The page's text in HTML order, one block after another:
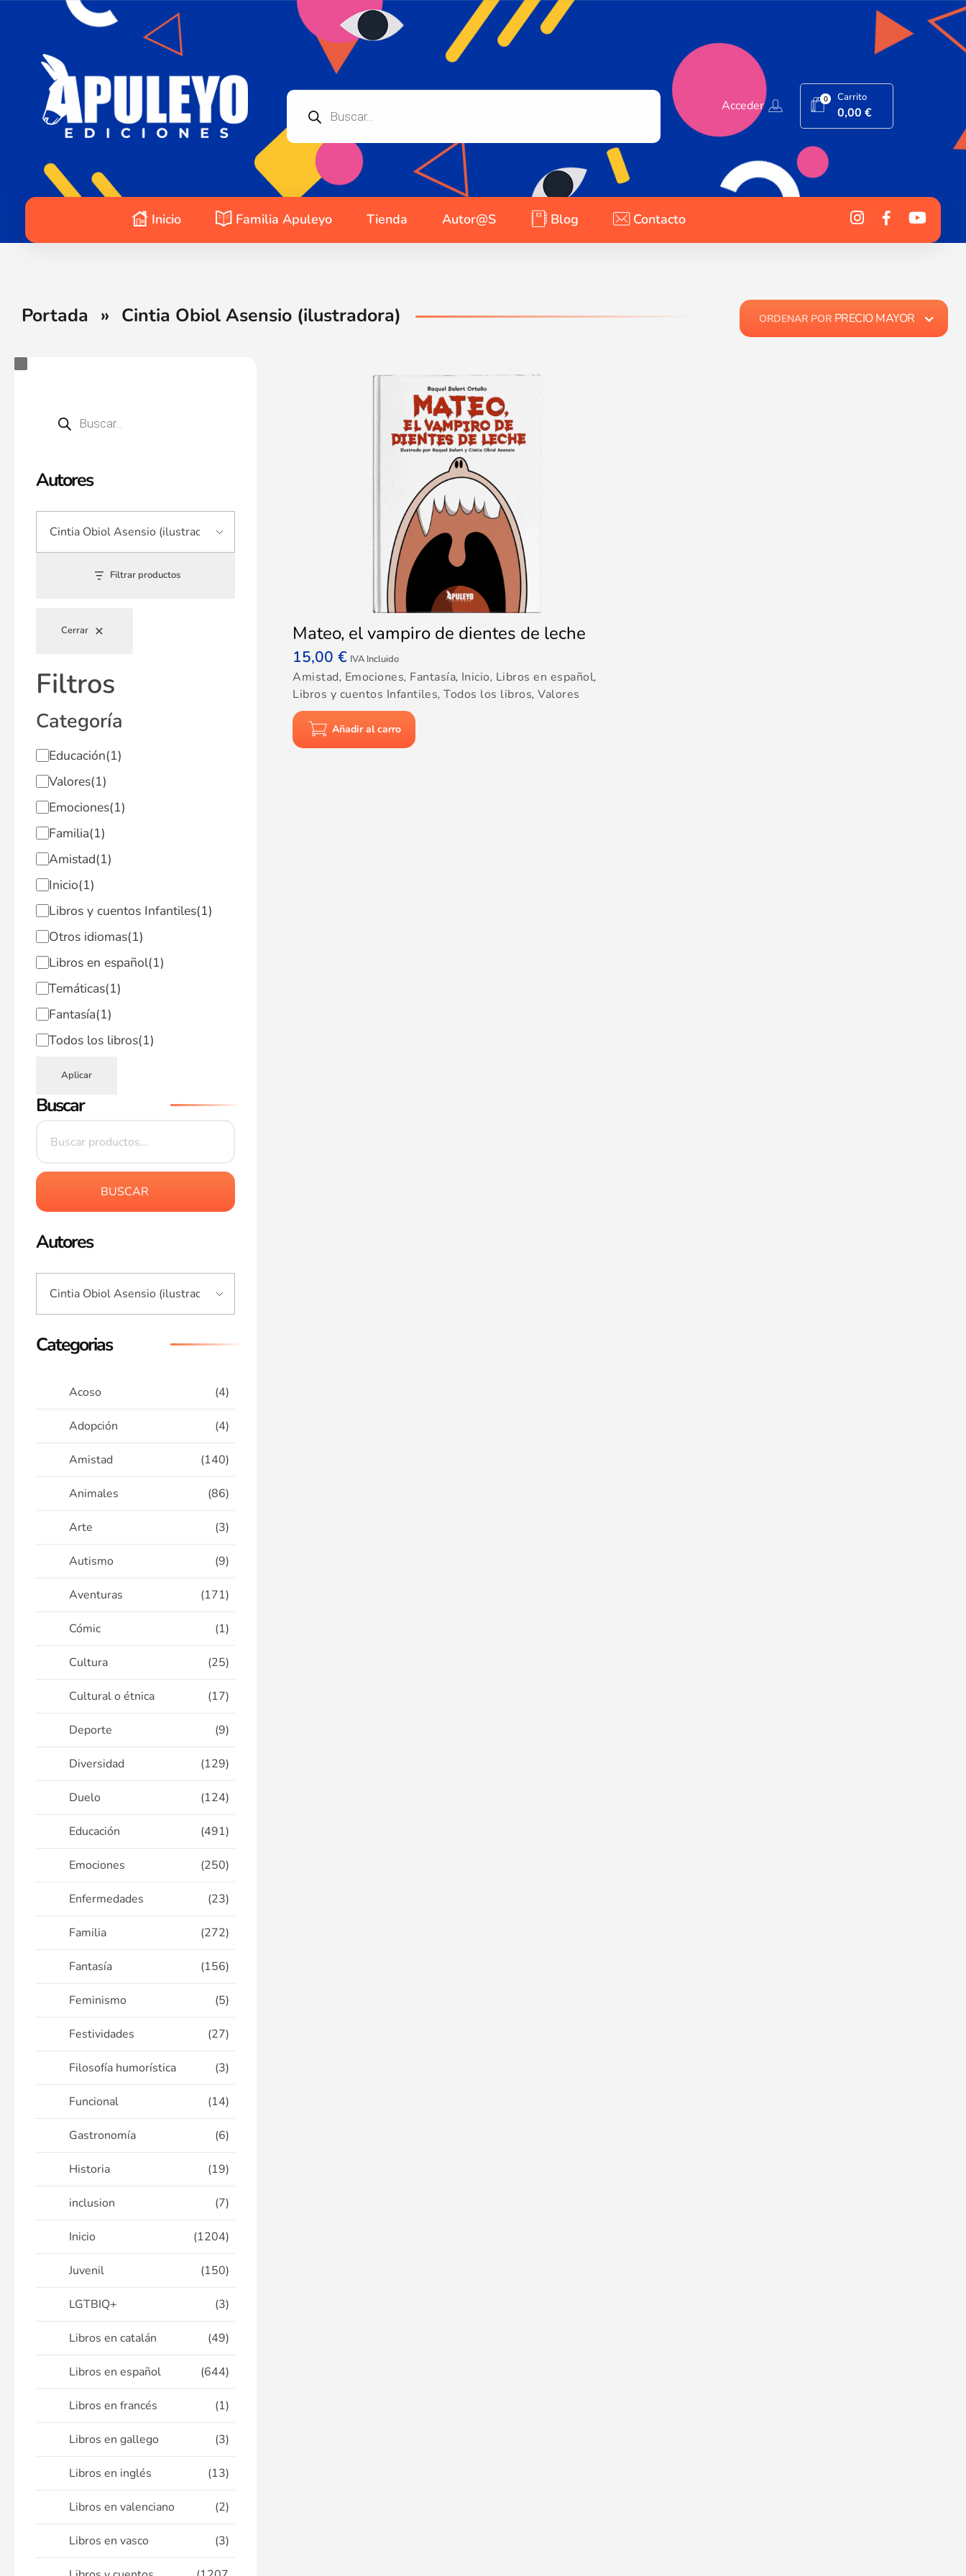
Acceder 0 Carrito
0,00€
Inicio Familia Apuleyo Tienda Autor@s Blog Contacto
Portada » Cintia Obiol Asensio (ilustradora)
Autores
Filtrar productos
Cerrar
Filtros
Categoría
Educación(1)
Valores(1)
Emociones(1)
Familia(1)
Amistad(1)
Inicio(1)
Libros y cuentos Infantiles(1)
Otros idiomas(1)
Libros en español(1)
Temáticas(1)
Fantasía(1)
Todos los libros(1)
Aplicar
Buscar
BUSCAR
Autores
Categorias
Acoso (4)
Adopción (4)
Amistad (140)
Animales (86)
Arte (3)
Autismo (9)
Aventuras (171)
Cómic (1)
Cultura (25)
Cultural o étnica (17)
Deporte (9)
Diversidad (129)
Duelo (124)
Educación (491)
Emociones (250)
Enfermedades (23)
Familia (272)
Fantasía (156)
Feminismo (5)
Festividades (27)
Filosofía humorística (3)
Funcional (14)
Gastronomía (6)
Historia (19)
inclusion (7)
Inicio (1204)
Juvenil (150)
LGTBIQ+ (3)
Libros en catalán (49)
Libros en español (644)
Libros en francés (1)
Libros en gallego (3)
Libros en inglés (13)
Libros en valenciano (2)
Libros en vasco (3)
ORDENAR POR PRECIO MAYOR
Mateo, el vampiro de dientes de leche
15,00€ IVA Incluido
Amistad, Emociones, Fantasía, Inicio, Libros en español,
Libros y cuentos Infantiles,Todos los libros,Valores
Añadir al carro